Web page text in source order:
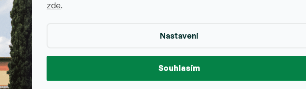
zde.
Nastavení
Souhlasím